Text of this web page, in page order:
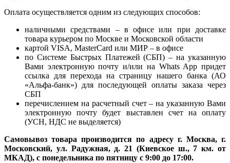
Оплата осуществляется одним из следующих способов:
наличными средствами – в офисе или при доставке
товара курьером по Москве и Московской области
картой VISA, MasterCard или МИР – в офисе
по Системе Быстрых Платежей (СБП) – на указанную
Вами электронную почту и/или на Whats App придет
ссылка для перехода на страницу нашего банка (АО
«Альфа-банк») для последующей оплаты заказа через
СБП
перечислением на расчетный счет – на указанную Вами
электронную почту будет выставлен счет на оплату
(УСН, НДС не выделяется)
Самовывоз товара производится по адресу г. Москва, г.
Московский, ул. Радужная, д. 21 (Киевское ш., 7 км. от
МКАД), с понедельника по пятницу с 9:00 до 17:00.